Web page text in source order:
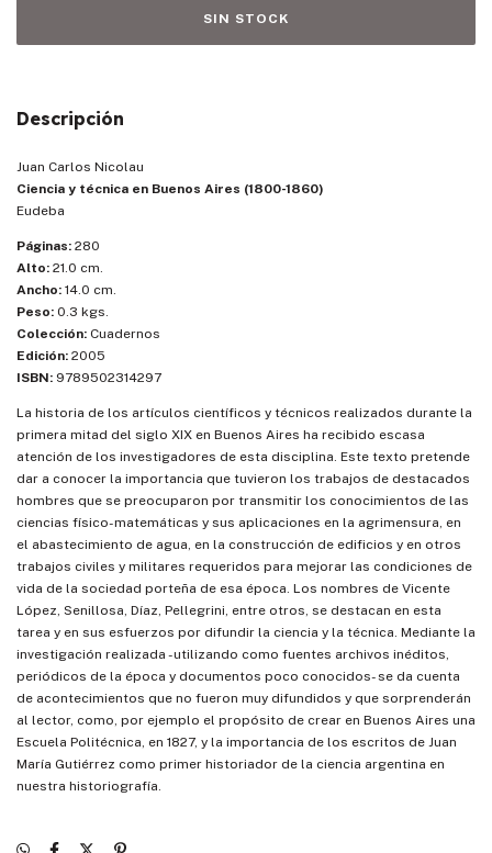
Descripción
Juan Carlos Nicolau
Ciencia y técnica en Buenos Aires (1800-1860)
Eudeba
Páginas: 280
Alto: 21.0 cm.
Ancho: 14.0 cm.
Peso: 0.3 kgs.
Colección: Cuadernos
Edición: 2005
ISBN: 9789502314297
La historia de los artículos científicos y técnicos realizados durante la
primera mitad del siglo XIX en Buenos Aires ha recibido escasa
atención de los investigadores de esta disciplina. Este texto pretende
dar a conocer la importancia que tuvieron los trabajos de destacados
hombres que se preocuparon por transmitir los conocimientos de las
ciencias físico-matemáticas y sus aplicaciones en la agrimensura, en
el abastecimiento de agua, en la construcción de edificios y en otros
trabajos civiles y militares requeridos para mejorar las condiciones de
vida de la sociedad porteña de esa época. Los nombres de Vicente
López, Senillosa, Díaz, Pellegrini, entre otros, se destacan en esta
tarea y en sus esfuerzos por difundir la ciencia y la técnica. Mediante la
investigación realizada -utilizando como fuentes archivos inéditos,
periódicos de la época y documentos poco conocidos- se da cuenta
de acontecimientos que no fueron muy difundidos y que sorprenderán
al lector, como, por ejemplo el propósito de crear en Buenos Aires una
Escuela Politécnica, en 1827, y la importancia de los escritos de Juan
María Gutiérrez como primer historiador de la ciencia argentina en
nuestra historiografía.